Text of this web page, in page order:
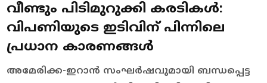
വീണ്ടും പിടിമുറുക്കി കരടികൾ:
വിപണിയുടെ ഇടിവിന് പിന്നിലെ
പ്രധാന കാരണങ്ങൾ
അമേരിക്ക-ഇറാൻ സംഘർഷവുമായി ബന്ധപ്പെട്ട